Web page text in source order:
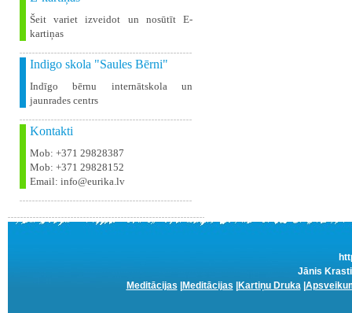
Šeit variet izveidot un nosūtīt E-
kartiņas
Indigo skola "Saules Bērni"
Indīgo bērnu internātskola un
jaunrades centrs
Kontakti
Mob: +371 29828387
Mob: +371 29828152
Email: info@eurika.lv
Jānis
Meditācijas
Meditācijas Kartiņu Druka|